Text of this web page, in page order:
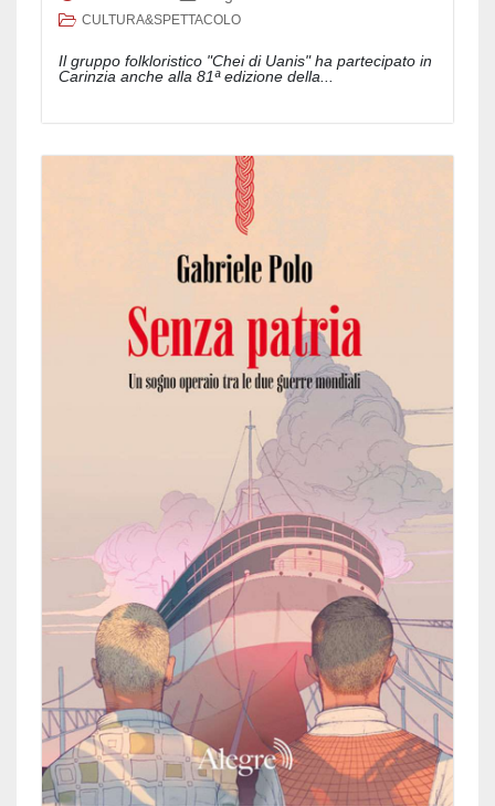
CULTURA&SPETTACOLO
Il gruppo folkloristico "Chei di Uanis" ha partecipato in
Carinzia anche alla 81ª edizione della...